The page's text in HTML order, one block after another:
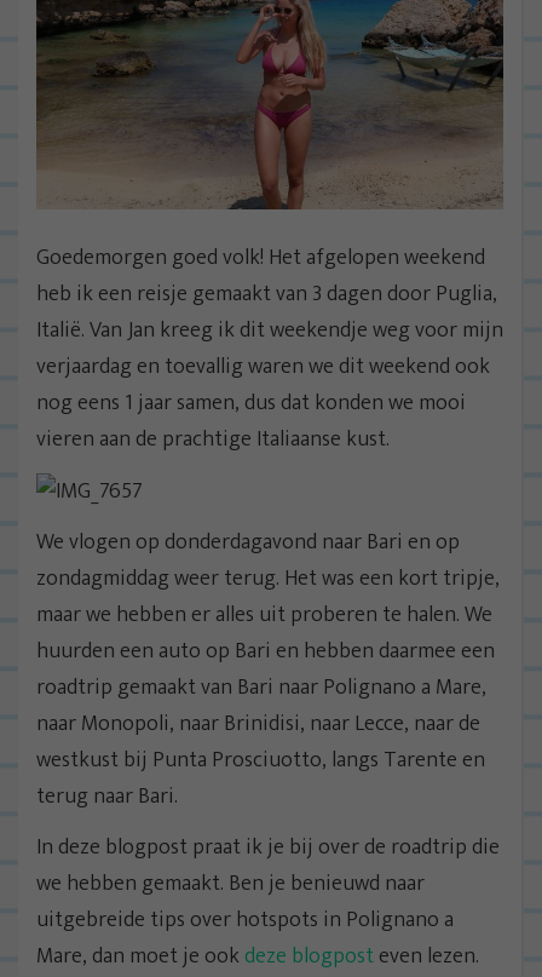
Goedemorgen goed volk! Het afgelopen weekend
heb ik een reisje gemaakt van 3 dagen door Puglia,
Italië. Van Jan kreeg ik dit weekendje weg voor mijn
verjaardag en toevallig waren we dit weekend ook
nog eens 1 jaar samen, dus dat konden we mooi
vieren aan de prachtige Italiaanse kust.
We vlogen op donderdagavond naar Bari en op
zondagmiddag weer terug. Het was een kort tripje,
maar we hebben er alles uit proberen te halen. We
huurden een auto op Bari en hebben daarmee een
roadtrip gemaakt van Bari naar Polignano a Mare,
naar Monopoli, naar Brinidisi, naar Lecce, naar de
westkust bij Punta Prosciuotto, langs Tarente en
terug naar Bari.
In deze blogpost praat ik je bij over de roadtrip die
we hebben gemaakt. Ben je benieuwd naar
uitgebreide tips over hotspots in Polignano a
Mare, dan moet je ook deze blogposteven lezen.